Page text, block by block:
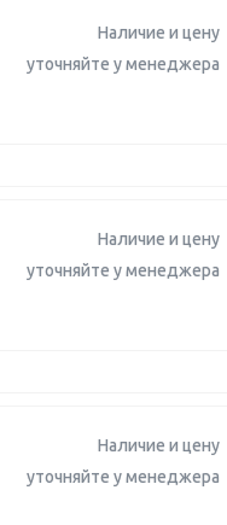
Наличие и цену
уточняйте у менеджера
Наличие и цену
уточняйте у менеджера
Наличие и цену
уточняйте у менеджера